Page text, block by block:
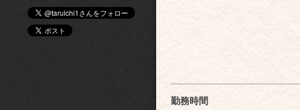
勤務時間